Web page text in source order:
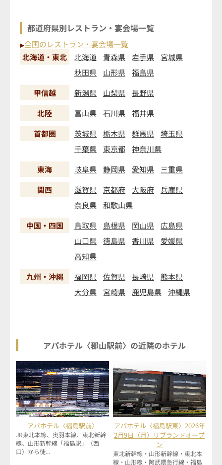
都道府県別レストラン・宴会場一覧
▶全国のレストラン・宴会場一覧
北海道・東北
北海道 青森県 岩手県
宮城県
秋田県
山形県
福島県
甲信越
新潟県 山梨県
長野県
北陸
富山県 石川県
福井県
首都圏
茨城県 栃木県 群馬県
埼玉県
千葉県
東京都
神奈川県
東海
岐阜県 静岡県 愛知県
三重県
関西
滋賀県 京都府 大阪府
兵庫県
奈良県
和歌山県
中国・四国
鳥取県 島根県 岡山県
広島県
山口県
徳島県 香川県
愛媛県
高知県
九州・沖縄
福岡県 佐賀県 長崎県
熊本県
大分県
宮崎県 鹿児島県 沖縄県
アパホテル〈郡山駅前〉の近隣のホテル
アパホテル〈福島駅前〉
JR東北本線、奥羽本線、東北新幹
線、山形新幹線「福島駅」（西
口）から徒...
アパホテル〈福島駅東〉2026年
2月9日（月）リブランドオープ
ン
東北新幹線・山形新幹線・東北本
線・山形線・阿武隈急行線・福島